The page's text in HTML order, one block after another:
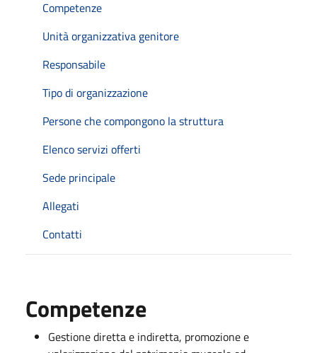
Competenze
Unità organizzativa genitore
Responsabile
Tipo di organizzazione
Persone che compongono la struttura
Elenco servizi offerti
Sede principale
Allegati
Contatti
Competenze
Gestione diretta e indiretta, promozione e